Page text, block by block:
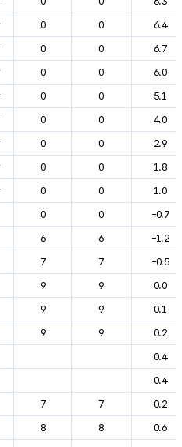
0 0
6.4
0 0
6.7
0 0
6.0
0 0
5.1
0 0
4.0
0 0
2.9
0 0
1.8
0 0
1.0
0 0
-0.7
6 6
-1.2
7 7
-0.5
9 9
0.0
9 9
0.1
9 9
0.2
0.4
0.4
7 7
0.2
8 8
0.6